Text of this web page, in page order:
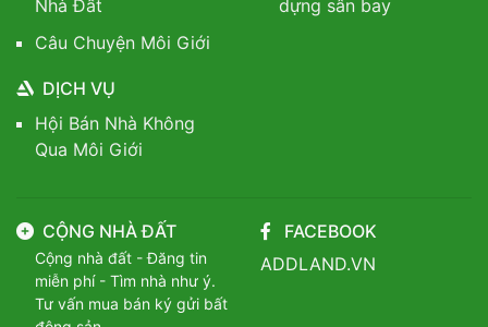
Nhà Đất
Câu Chuyện Môi Giới
dựng sân bay
DỊCH VỤ
Hội Bán Nhà Không
Qua Môi Giới
CỘNG NHÀ ĐẤT
Cộng nhà đất - Đăng tin
miễn phí - Tìm nhà như ý.
Tư vấn mua bán ký gửi bất
FACEBOOK
ADDLAND.VN